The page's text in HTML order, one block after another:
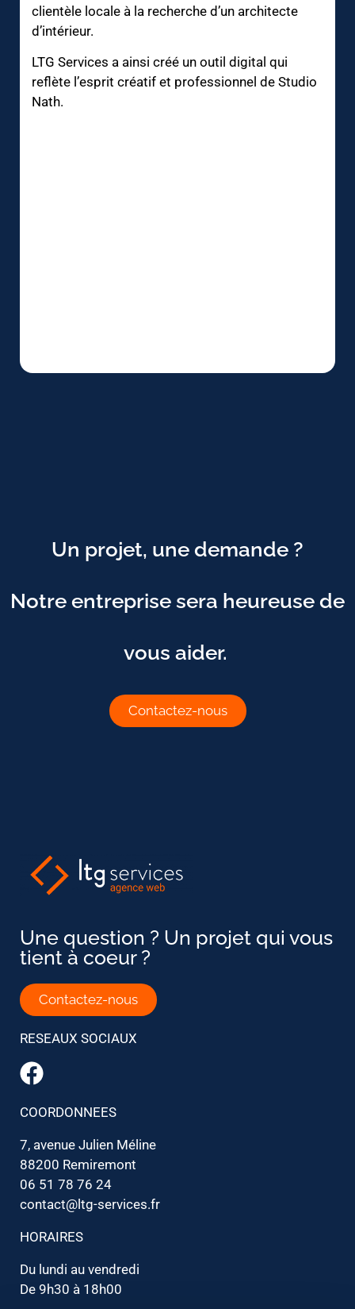
clientèle locale à la recherche d’un architecte
d’intérieur.
LTG Services a ainsi créé un outil digital qui
reflète l’esprit créatif et professionnel de Studio
Nath.
Un projet, une demande ?
Notre entreprise sera heureuse de
vous aider.
Contactez-nous
Une question ? Un projet qui vous
tient à coeur ?
Contactez-nous
RESEAUX SOCIAUX
COORDONNEES
7, avenue Julien Méline
88200 Remiremont
06 51 78 76 24
contact@ltg-services.fr
HORAIRES
Du lundi au vendredi
De 9h30 à 18h00